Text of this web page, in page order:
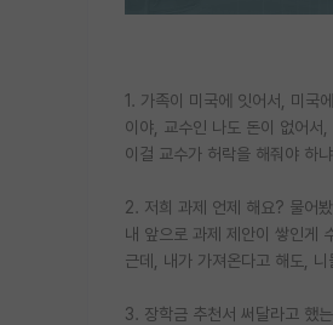
1. 가족이 미국에 잇어서, 미국
이야, 교수인 나도 돈이 없어서,
이걸 교수가 허락을 해줘야 하
2. 저희 과제 언제 해요? 물어
내 앞으로 과제 제안이 쌓인게
근데, 내가 가져온다고 해도,
3. 장학금 추천서 써달라고 했는